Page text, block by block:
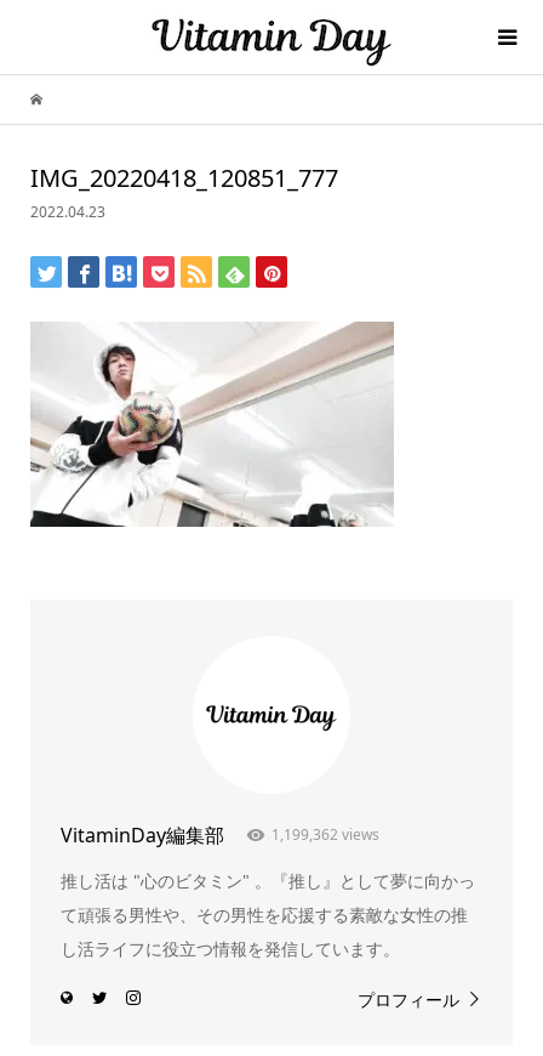
IMG_20220418_120851_777
2022.04.23
VitaminDay編集部 1,199,362 views
推し活は "心のビタミン" 。『推し』として夢に向かっ
て頑張る男性や、その男性を応援する素敵な女性の推
し活ライフに役立つ情報を発信しています。
プロフィール